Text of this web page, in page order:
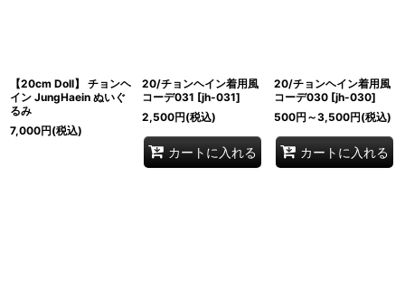
【20cm Doll】 チョンヘ
イン JungHaein ぬいぐ
るみ
7,000円(税込)
20/チョンヘイン着用風
コーデ031 [jh-031]
2,500円(税込)
カートに入れる
20/チョンヘイン着用風
コーデ030 [jh-030]
500円 ～3,500円(税込)
カートに入れる